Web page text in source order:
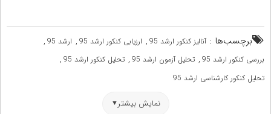
برچسب‌ها : آنالیز کنکور ارشد 95 , ارزیابی کنکور ارشد 95 , ارشد 95 ,
بررسی کنکور ارشد 95 , تحلیل آزمون ارشد 95 , تحلیل کنکور ارشد 95 ,
تحلیل کنکور کارشناسی ارشد 95
نمایش بیشتر